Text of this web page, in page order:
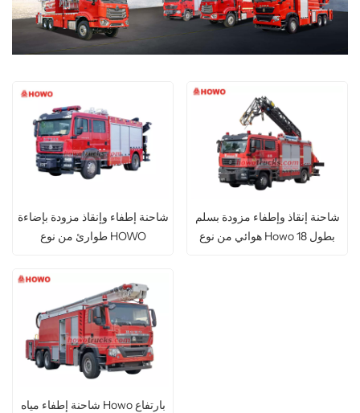
شاحنة إطفاء وإنقاذ مزودة بإضاءة
طوارئ من نوع HOWO
شاحنة إنقاذ وإطفاء مزودة بسلم
هوائي من نوع Howo بطول 18
شاحنة إطفاء مياه Howo بارتفاع